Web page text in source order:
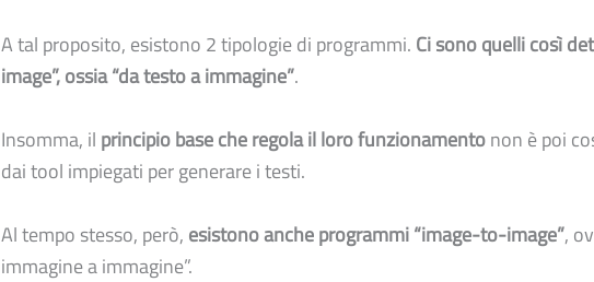
A tal proposito, esistono 2 tipologie di programmi. Ci sono quelli così
image”, ossia “da testo a immagine”.
Insomma, il principio base che regola il loro funzionamentonon è poi
dai tool impiegati per generare i testi.
Al tempo stesso, però, esistono anche programmi “image-to-image”,
immagine a immagine”.